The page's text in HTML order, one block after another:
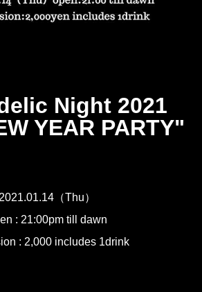
Night 2021
YEAR PARTY"
2021.01.14（Thu）
: 21:00pm till dawn
: 2,000 includes 1drink